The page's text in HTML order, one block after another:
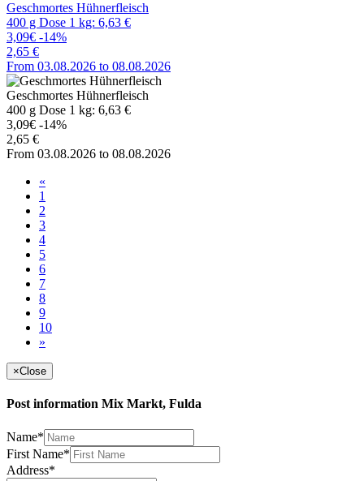
Geschmortes Hühnerfleisch
400 g Dose 1 kg: 6,63 €
3,09€ -14%
2,65 €
From 03.08.2026 to 08.08.2026
Geschmortes Hühnerfleisch
400 g Dose 1 kg: 6,63 €
3,09€ -14%
2,65 €
From 03.08.2026 to 08.08.2026
«
1
2
3
4
5
6
7
8
9
10
»
×Close
Post information Mix Markt, Fulda
Name*
First Name*
Address*